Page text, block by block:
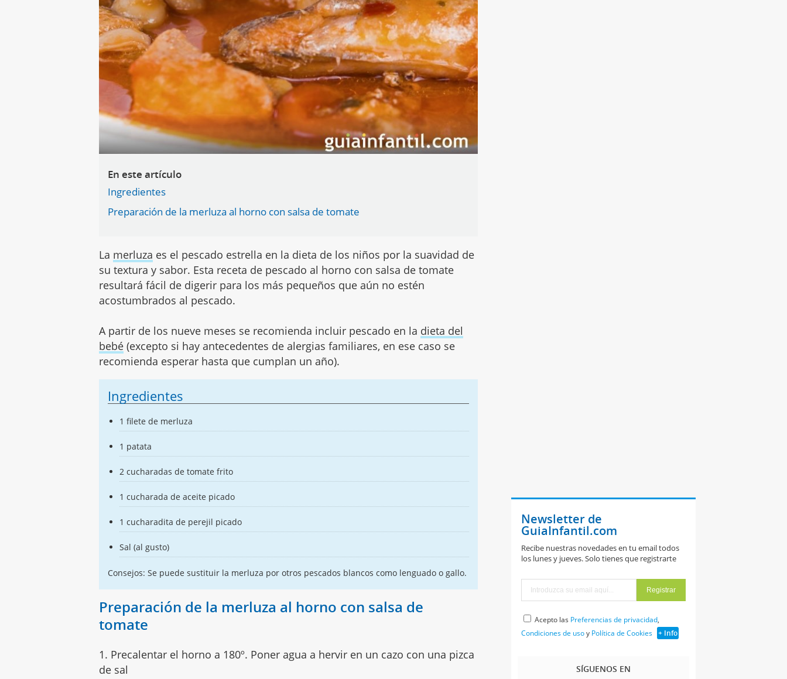
En este artículo
Ingredientes
Preparación de la merluza al horno con salsa de tomate
La merluza es el pescado estrella en la dieta de los niños por la suavidad de
su textura y sabor. Esta receta de pescado al horno con salsa de tomate
resultará fácil de digerir para los más pequeños que aún no estén
acostumbrados al pescado.
A partir de los nueve meses se recomienda incluir pescado en la dieta del
bebé (excepto si hay antecedentes de alergias familiares, en ese caso se
recomienda esperar hasta que cumplan un año).
Ingredientes
1 filete de merluza
1 patata
2 cucharadas de tomate frito
1 cucharada de aceite picado
1 cucharadita de perejil picado
Sal (al gusto)
Consejos: Se puede sustituir la merluza por otros pescados blancos como lenguado o gallo.
Preparación de la merluza al horno con salsa de
tomate
1. Precalentar el horno a 180º. Poner agua a hervir en un cazo con una pizca
de sal
Newsletter de
GuiaInfantil.com
Recibe nuestras novedades en tu email todos
los lunes y jueves. Solo tienes que registrarte
Acepto las Preferencias de privacidad,
Condiciones de usoy Política de Cookies + Info
SÍGUENOS EN